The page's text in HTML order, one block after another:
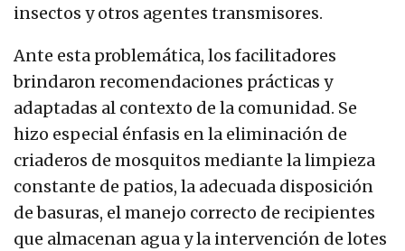
insectos y otros agentes transmisores.
Ante esta problemática, los facilitadores
brindaron recomendaciones prácticas y
adaptadas al contexto de la comunidad. Se
hizo especial énfasis en la eliminación de
criaderos de mosquitos mediante la limpieza
constante de patios, la adecuada disposición
de basuras, el manejo correcto de recipientes
que almacenan agua y la intervención de lotes